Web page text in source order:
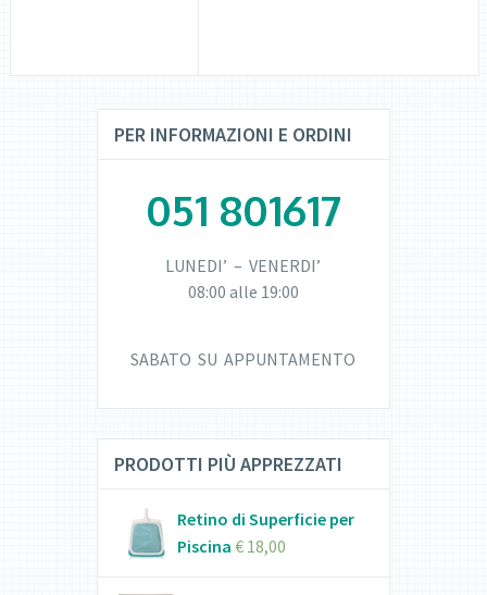
PER INFORMAZIONI E ORDINI
051 801617
LUNEDI’ – VENERDI’
08:00 alle 19:00
SABATO SU APPUNTAMENTO
PRODOTTI PIÙ APPREZZATI
Retino di Superficie per
Piscina €18,00